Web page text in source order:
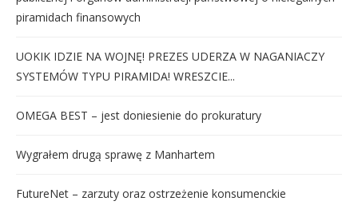
piramidach finansowych
UOKIK IDZIE NA WOJNĘ! PREZES UDERZA W NAGANIACZY
SYSTEMÓW TYPU PIRAMIDA! WRESZCIE...
OMEGA BEST – jest doniesienie do prokuratury
Wygrałem drugą sprawę z Manhartem
FutureNet – zarzuty oraz ostrzeżenie konsumenckie